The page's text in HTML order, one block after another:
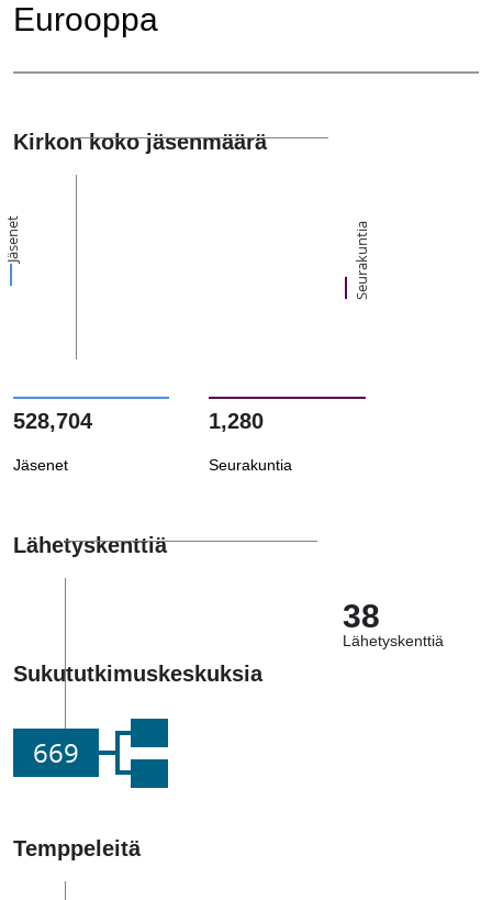
Eurooppa
Kirkon koko jäsenmäärä
Jäsenet Seurakuntia
528,704
Jäsenet
1,280
Seurakuntia
Lähetyskenttiä
38
Lähetyskenttiä
Sukututkimuskeskuksia
669
Temppeleitä